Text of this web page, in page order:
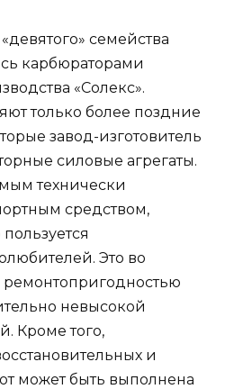
семейства
карбюраторами
«Солекс».
только более поздние
завод-изготовитель
силовые агрегаты.
технически
средством,
Это во
невысокой
Кроме того,
и
может быть выполнена